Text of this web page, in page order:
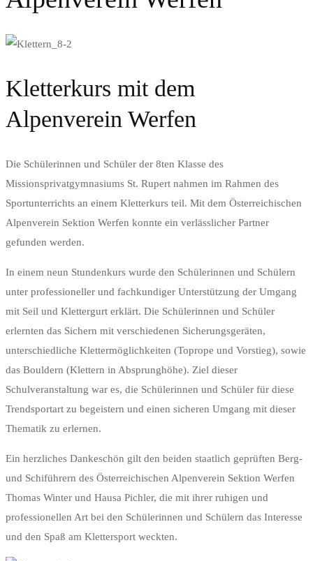
Kletterkurs mit dem
Alpenverein Werfen
Die Schülerinnen und Schüler der 8ten Klasse des
Missionsprivatgymnasiums St. Rupert nahmen im Rahmen des
Sportunterrichts an einem Kletterkurs teil. Mit dem Österreichischen
Alpenverein Sektion Werfen konnte ein verlässlicher Partner
gefunden werden.
In einem neun Stundenkurs wurde den Schülerinnen und Schülern
unter professioneller und fachkundiger Unterstützung der Umgang
mit Seil und Klettergurt erklärt. Die Schülerinnen und Schüler
erlernten das Sichern mit verschiedenen Sicherungsgeräten,
unterschiedliche Klettermöglichkeiten (Toprope und Vorstieg), sowie
das Bouldern (Klettern in Absprunghöhe). Ziel dieser
Schulveranstaltung war es, die Schülerinnen und Schüler für diese
Trendsportart zu begeistern und einen sicheren Umgang mit dieser
Thematik zu erlernen.
Ein herzliches Dankeschön gilt den beiden staatlich geprüften Berg-
und Schiführern des Österreichischen Alpenverein Sektion Werfen
Thomas Winter und Hausa Pichler, die mit ihrer ruhigen und
professionellen Art bei den Schülerinnen und Schülern das Interesse
und den Spaß am Klettersport weckten.